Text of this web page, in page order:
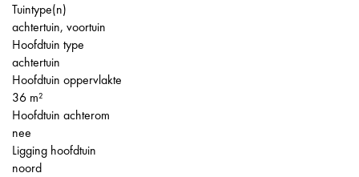
Tuintype(n)
achtertuin, voortuin
Hoofdtuin type
achtertuin
Hoofdtuin oppervlakte
36 m²
Hoofdtuin achterom
nee
Ligging hoofdtuin
noord